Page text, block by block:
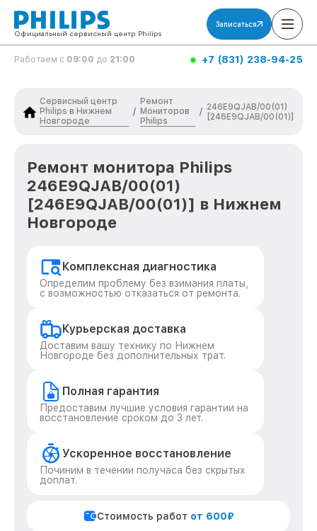
Официальный сервисный центр Philips
Записаться
Работаем с 09:00 до 21:00 +7 (831) 238-94-25
Сервисный центр
Philips в Нижнем
Новгороде
/
Ремонт
Мониторов
Philips
/ 246E9QJAB/00(01)
[246E9QJAB/00(01)]
Ремонт монитора Philips
246E9QJAB/00(01)
[246E9QJAB/00(01)] в Нижнем
Новгороде
Комплексная диагностика
Определим проблему без взимания платы,
с возможностью отказаться от ремонта.
Курьерская доставка
Доставим вашу технику по Нижнем
Новгороде без дополнительных трат.
Полная гарантия
Предоставим лучшие условия гарантии на
восстановление сроком до 3 лет.
Ускоренное восстановление
Починим в течении получаса без скрытых
доплат.
Стоимость работ от 600₽